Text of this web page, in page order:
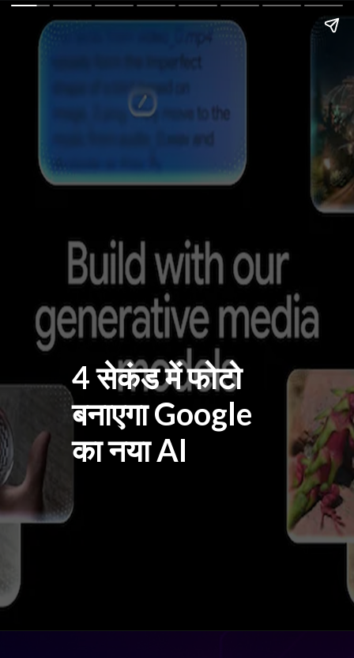
4 सेकंड में फोटो
बनाएगा Google
का नया AI